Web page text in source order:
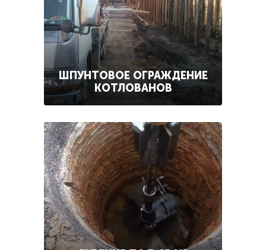
ШПУНТОВОЕ ОГРАЖДЕНИЕ
КОТЛОВАНОВ